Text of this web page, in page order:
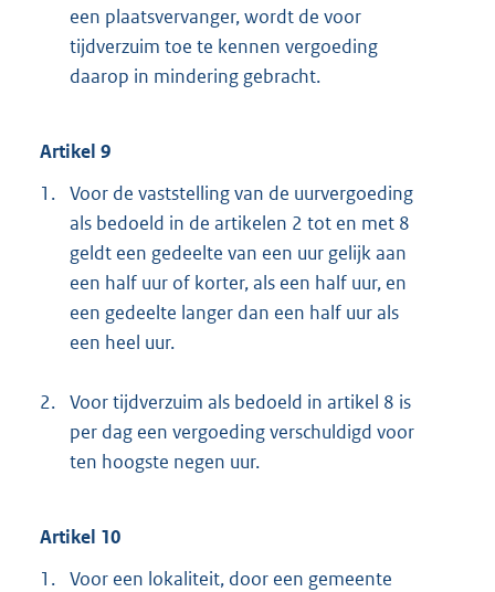
een plaatsvervanger, wordt de voor
tijdverzuim toe te kennen vergoeding
daarop in mindering gebracht.
Artikel 9
1. Voor de vaststelling van de uurvergoeding
als bedoeld in de artikelen 2 tot en met 8
geldt een gedeelte van een uur gelijk aan
een half uur of korter, als een half uur, en
een gedeelte langer dan een half uur als
een heel uur.
2. Voor tijdverzuim als bedoeld in artikel 8 is
per dag een vergoeding verschuldigd voor
ten hoogste negen uur.
Artikel 10
1. Voor een lokaliteit, door een gemeente